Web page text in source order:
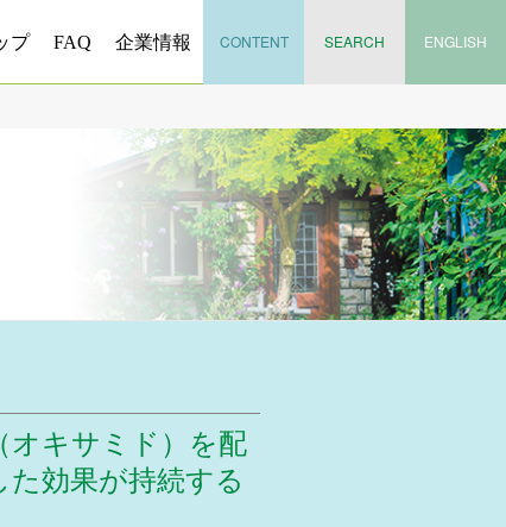
プ FAQ 企業情報 CONTENT SEARCH ENGLISH
オキサミド）を配
効果が持続する